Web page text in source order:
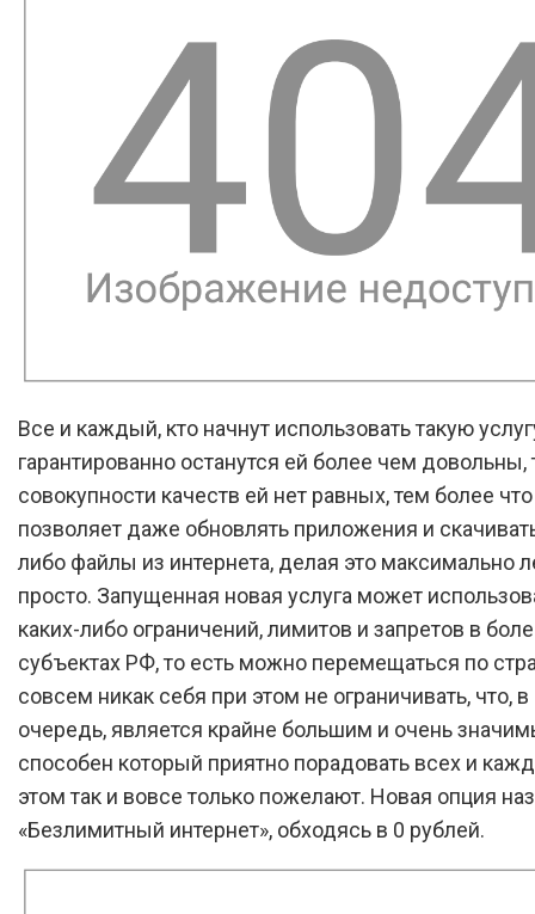
Все и каждый, кто начнут использовать такую
гарантированно останутся ей более чем довольны,
совокупности качеств ей нет равных, тем более
позволяет даже обновлять приложения и
либо файлы из интернета, делая это максимально
просто. Запущенная новая услуга может
каких-либо ограничений, лимитов и запретов в
субъектах РФ, то есть можно перемещаться по
совсем никак себя при этом не ограничивать, что,
очередь, является крайне большим и очень
способен который приятно порадовать всех и
этом так и вовсе только пожелают. Новая опция
«Безлимитный интернет», обходясь в 0 рублей.